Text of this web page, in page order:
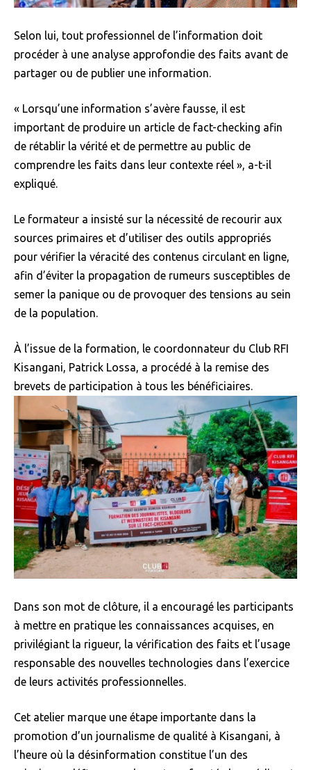
Selon lui, tout professionnel de l’information doit
procéder à une analyse approfondie des faits avant de
partager ou de publier une information.
« Lorsqu’une information s’avère fausse, il est
important de produire un article de fact-checking afin
de rétablir la vérité et de permettre au public de
comprendre les faits dans leur contexte réel », a-t-il
expliqué.
Le formateur a insisté sur la nécessité de recourir aux
sources primaires et d’utiliser des outils appropriés
pour vérifier la véracité des contenus circulant en ligne,
afin d’éviter la propagation de rumeurs susceptibles de
semer la panique ou de provoquer des tensions au sein
de la population.
À l’issue de la formation, le coordonnateur du Club RFI
Kisangani, Patrick Lossa, a procédé à la remise des
brevets de participation à tous les bénéficiaires.
Dans son mot de clôture, il a encouragé les participants
à mettre en pratique les connaissances acquises, en
privilégiant la rigueur, la vérification des faits et l’usage
responsable des nouvelles technologies dans l’exercice
de leurs activités professionnelles.
Cet atelier marque une étape importante dans la
promotion d’un journalisme de qualité à Kisangani, à
l’heure où la désinformation constitue l’un des